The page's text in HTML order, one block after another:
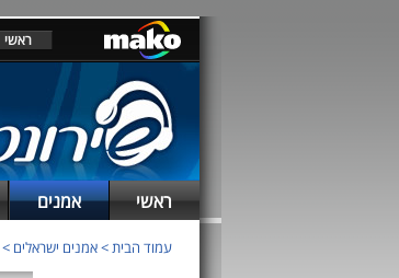
ראשי
ראשי אמנים
עמוד הבית>אמנים ישראלים >